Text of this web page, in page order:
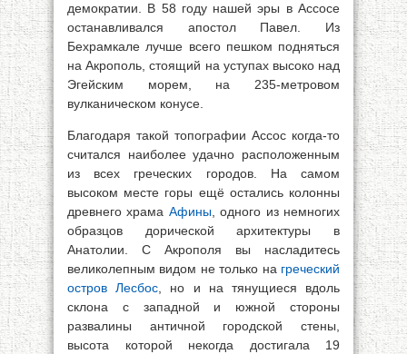
демократии. В 58 году нашей эры в Ассосе
останавливался апостол Павел. Из
Бехрамкале лучше всего пешком подняться
на Акрополь, стоящий на уступах высоко над
Эгейским морем, на 235-метровом
вулканическом конусе.
Благодаря такой топографии Ассос когда-то
считался наиболее удачно расположенным
из всех греческих городов. На самом
высоком месте горы ещё остались колонны
древнего храма Афины, одного из немногих
образцов дорической архитектуры в
Анатолии. С Акрополя вы насладитесь
великолепным видом не только на греческий
остров Лесбос, но и на тянущиеся вдоль
склона с западной и южной стороны
развалины античной городской стены,
высота которой некогда достигала 19